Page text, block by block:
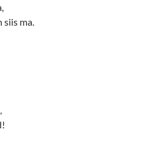
siis ma.